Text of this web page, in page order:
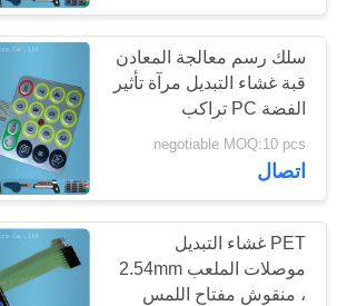
الدائرة فليكس
14
سلك رسم معالجة المعادن
قبة غشاء التبديل مرآة تأثير
الفضة PC تراكب
negotiable MOQ:10 pcs
اتصال
PET غشاء التبديل
موصلات الملعب 2.54mm
، منقوش مفتاح اللمس